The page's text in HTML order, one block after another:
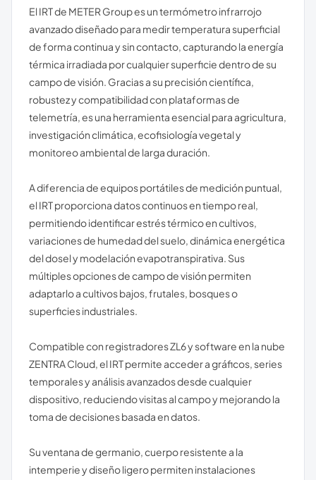
El IRT de METER Group es un termómetro infrarrojo
avanzado diseñado para medir temperatura superficial
de forma continua y sin contacto, capturando la energía
térmica irradiada por cualquier superficie dentro de su
campo de visión. Gracias a su precisión científica,
robustez y compatibilidad con plataformas de
telemetría, es una herramienta esencial para agricultura,
investigación climática, ecofisiología vegetal y
monitoreo ambiental de larga duración.
A diferencia de equipos portátiles de medición puntual,
el IRT proporciona datos continuos en tiempo real,
permitiendo identificar estrés térmico en cultivos,
variaciones de humedad del suelo, dinámica energética
del dosel y modelación evapotranspirativa. Sus
múltiples opciones de campo de visión permiten
adaptarlo a cultivos bajos, frutales, bosques o
superficies industriales.
Compatible con registradores ZL6 y software en la nube
ZENTRA Cloud, el IRT permite acceder a gráficos, series
temporales y análisis avanzados desde cualquier
dispositivo, reduciendo visitas al campo y mejorando la
toma de decisiones basada en datos.
Su ventana de germanio, cuerpo resistente a la
intemperie y diseño ligero permiten instalaciones